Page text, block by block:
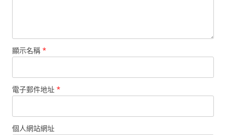
顯示名稱 *
電子郵件地址 *
個人網站網址